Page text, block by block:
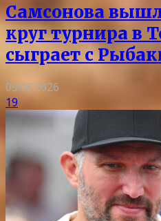
Самсонова
круг турнира в
сыграет с
09.08.2026
19